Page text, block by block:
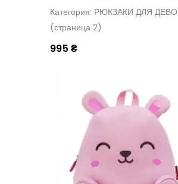
Категория: РЮКЗАКИ ДЛЯ
(страница 2)
995 ₴